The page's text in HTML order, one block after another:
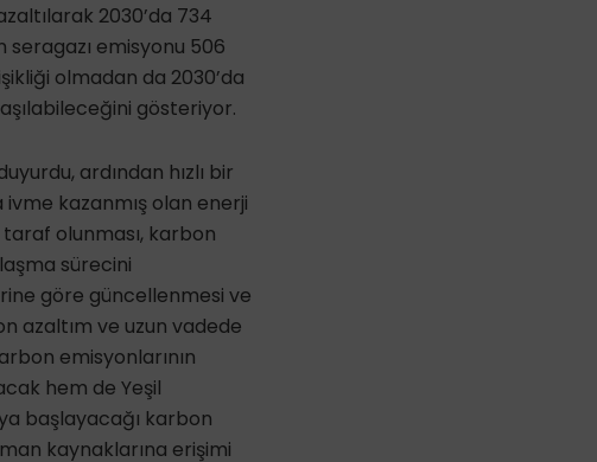
2030’da 734
seragazı emisyonu 506
olmadan da 2030’da
gösteriyor.
ardından hızlı bir
kazanmış olan enerji
taraf olunması, karbon
sürecini
göre güncellenmesi ve
azaltım ve uzun vadede
emisyonlarının
hem de Yeşil
başlayacağı karbon
kaynaklarına erişimi